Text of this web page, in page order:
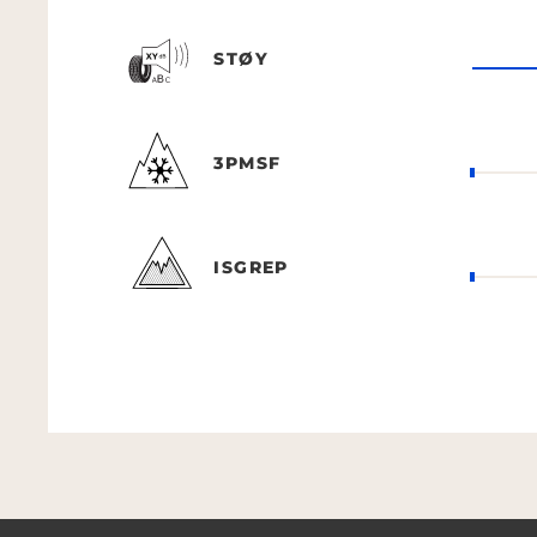
STØY
3PMSF
ISGREP